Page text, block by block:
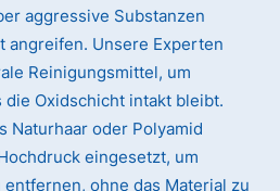
aggressive Substanzen
angreifen. Unsere Experten
Reinigungsmittel, um
Oxidschicht intakt bleibt.
Naturhaar oder Polyamid
eingesetzt, um
ohne das Material zu